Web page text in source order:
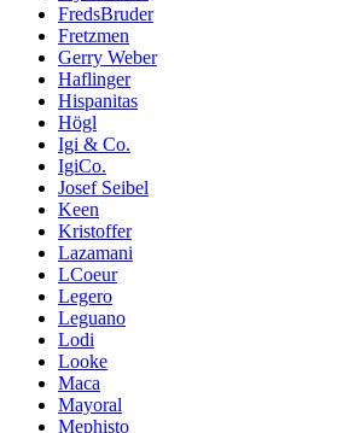
FredsBruder
Fretzmen
Gerry Weber
Haflinger
Hispanitas
Högl
Igi & Co.
IgiCo.
Josef Seibel
Keen
Kristoffer
Lazamani
LCoeur
Legero
Leguano
Lodi
Looke
Maca
Mayoral
Mephisto